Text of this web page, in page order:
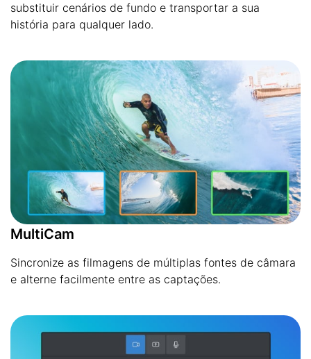
substituir cenários de fundo e transportar a sua
história para qualquer lado.
MultiCam
Sincronize as filmagens de múltiplas fontes de câmara
e alterne facilmente entre as captações.